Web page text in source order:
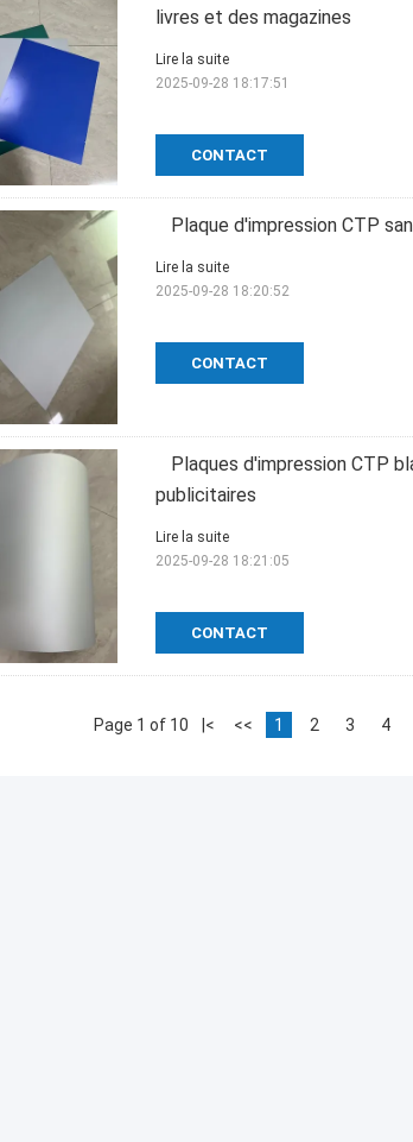
livres et des magazines
CONTACT
Lire la suite
2025-09-28 18:17:51
Plaque d'impression CTP
CONTACT
Lire la suite
2025-09-28 18:20:52
Plaques d'impression CTP
publicitaires
CONTACT
Lire la suite
2025-09-28 18:21:05
Page 1 of 10 |< << 1 2 3 4